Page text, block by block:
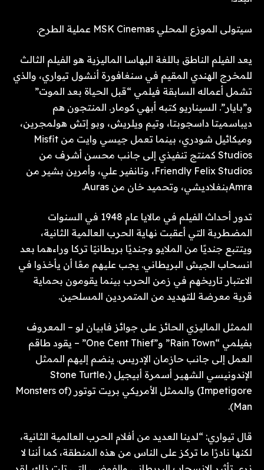
سيتولى الموزع المحلي MSK Cinemas عملية الطرح.
يعد الفيلم الناطق باللغة البهاسا الماليزية هو الفيلم الثالث
للمخرج الهندي المقيم في سنغافورة أنشول تيواري، والذي
تشمل أعماله السابقة فيلمي “قبل الحياة بعد الموت”
و”بايار”. السيناريو كتبه أبهي كومار. المنتجون هم
ديباسميتا داسجوبتا، وتيم ويلريش، وبو إتش هولمجرين،
وميكائيل شودري، بينما تعمل جيسي وايت من Misfit
Studios كمنتج تنفيذي إلى جانب محسن أشرف من
Friendly Felix Studios، وتانفير علي، وأمرين بشير من
Amraبنغلاديشي، وتحميد خان من Auras.
تدور أحداث الفيلم في مالايا عام 1948 في السنوات
المضطربة التي أعقبت نهاية الحرب العالمية الثانية،
ويتتبع جنديًا من الملايو وجنديًا بريطانيًا تركا وراءهما بعد
انسحاب الجيش البريطاني. يجب عليهم معًا أن يأخذوا في
الاعتبار تاريخهم في زمن الحرب بينما يقومون بحماية
قرية معرضة للتهديد من المتمردين المسلحين.
الممثل الماليزي الحائز على جوائز فابيان لو – المعروف
بفيلمي “Rain Town” و”One Cent Thief” – يقود طاقم
العمل إلى جانب حازمان الإدريس. ينضم إليهم الممثل
الإندونيسي الشهير أسمرة أبيجيل (Stone Turtle،
Impetigore) والممثل الأمريكي بريت توتور (Monsters of
Man).
قال تيواري: “لدينا العديد من أفلام الحرب العالمية الثانية،
لكنها نادرًا ما تركز على الناس من هذه المنطقة، كما أننا لا